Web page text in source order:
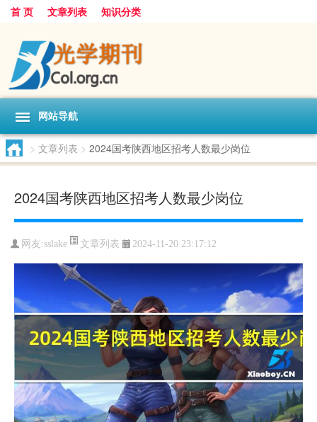
首 页 文章列表 知识分类
网站导航
> 文章列表 > 2024国考陕西地区招考人数最少岗位
2024国考陕西地区招考人数最少岗位
网友:sslake 文章列表 2024-11-20 23:17:12